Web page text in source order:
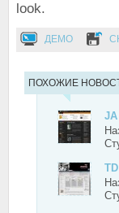
look.
ДЕМО
ПОХОЖИЕ